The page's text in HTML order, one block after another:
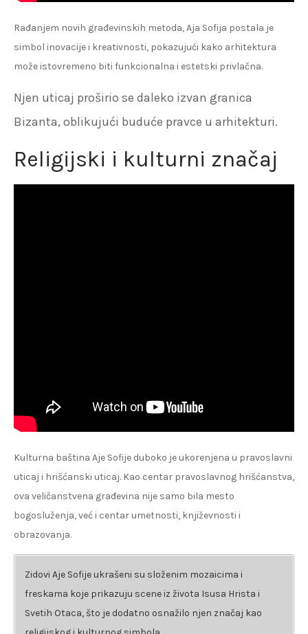
Rađanjem novih građevinskih metoda, Aja Sofija postala je
simbol inovacije i kreativnosti, pokazujući kako arhitektura
može istovremeno biti funkcionalna i estetski privlačna.
Njen uticaj proširio se daleko izvan granica
Bizanta, oblikujući buduće pravce u arhitekturi.
Religijski i kulturni značaj
Kulturna baština Aje Sofije duboko je ukorenjena u pravoslavni
uticaj i hrišćanski uticaj. Kao centar pravoslavnog hrišćanstva,
ova veličanstvena građevina nije samo bila mesto
bogosluženja, već i centar umetnosti, književnosti i
obrazovanja.
Zidovi Aje Sofije ukrašeni su složenim mozaicima i
freskama koje prikazuju scene iz života Isusa Hrista i
Svetih Otaca, što je dodatno osnažilo njen značaj kao